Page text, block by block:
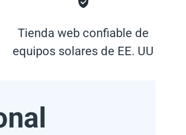
Tienda web confiable de
equipos solares de EE. UU